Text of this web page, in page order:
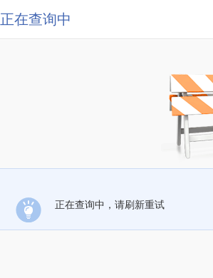
正在查询中
正在查询中，请刷新重试